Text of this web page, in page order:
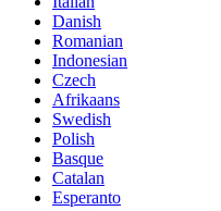
Danish
Romanian
Indonesian
Czech
Afrikaans
Swedish
Polish
Basque
Catalan
Esperanto